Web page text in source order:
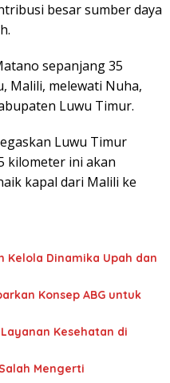
besar sumber daya
sepanjang 35
Malili, melewati Nuha,
Luwu Timur.
Luwu Timur
kilometer ini akan
kapal dari Malili ke
Kelola Dinamika Upah dan
Konsep ABG untuk
Kesehatan di
Mengerti